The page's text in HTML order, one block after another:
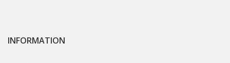
INFORMATION